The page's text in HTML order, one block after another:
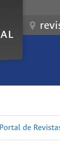
Portal de